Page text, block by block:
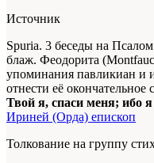
Источник
Spuria. 3 беседы на
блаж. Феодорита
упоминания павликиан и
отнести её
Твой я, спаси меня; ибо
Ириней (Орда) епископ
Толкование на группу